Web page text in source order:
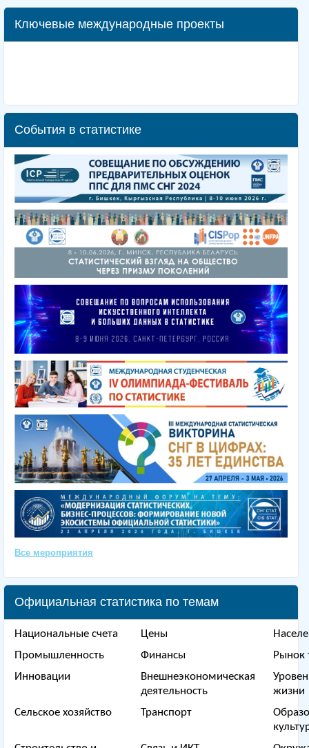
Ключевые международные проекты
События в статистике
Все мероприятия
Официальная статистика по темам
Национальные счета Цены
Промышленность
Финансы
Рынок
Инновации
Внешнеэкономическая
деятельность
жизни
Сельское хозяйство
Транспорт